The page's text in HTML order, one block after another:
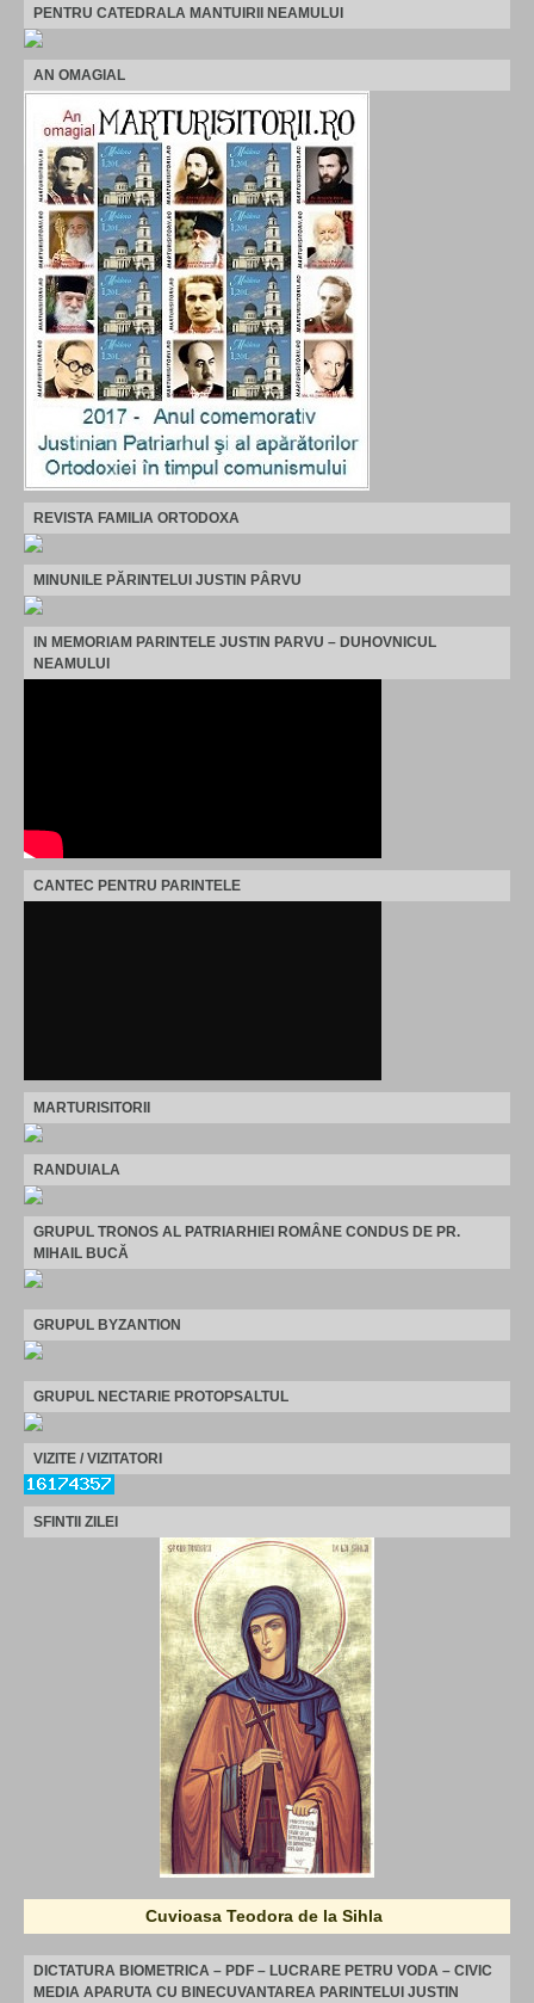
PENTRU CATEDRALA MANTUIRII NEAMULUI
AN OMAGIAL
REVISTA FAMILIA ORTODOXA
MINUNILE PĂRINTELUI JUSTIN PÂRVU
IN MEMORIAM PARINTELE JUSTIN PARVU – DUHOVNICUL
NEAMULUI
CANTEC PENTRU PARINTELE
MARTURISITORII
RANDUIALA
GRUPUL TRONOS AL PATRIARHIEI ROMÂNE CONDUS DE PR.
MIHAIL BUCĂ
GRUPUL BYZANTION
GRUPUL NECTARIE PROTOPSALTUL
VIZITE / VIZITATORI
SFINTII ZILEI
Cuvioasa Teodora de la Sihla
DICTATURA BIOMETRICA – PDF – LUCRARE PETRU VODA – CIVIC
MEDIA APARUTA CU BINECUVANTAREA PARINTELUI JUSTIN